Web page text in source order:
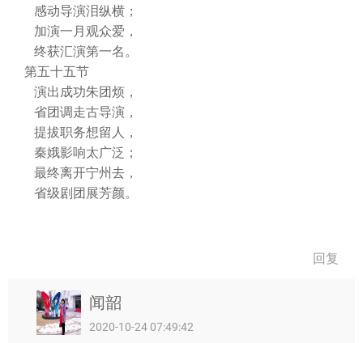
感动导演泪纵横；
加演一月观众爱，
终获汇演第一名。
第五十五节
演出成功朱团烦，
省团调走古导演，
提拔职务想留人，
秦娥影响太广泛；
最终离开宁州去，
省级剧团展芳颜。
回复
闻韶
2020-10-24 07:49:42